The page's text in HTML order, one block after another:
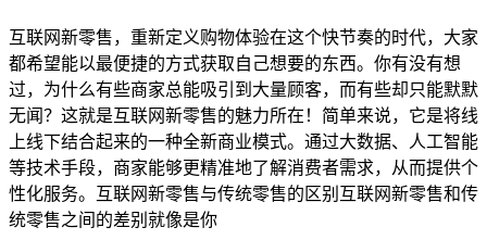
互联网新零售，重新定义购物体验在这个快节奏的时代，大家
都希望能以最便捷的方式获取自己想要的东西。你有没有想
过，为什么有些商家总能吸引到大量顾客，而有些却只能默默
无闻？这就是互联网新零售的魅力所在！简单来说，它是将线
上线下结合起来的一种全新商业模式。通过大数据、人工智能
等技术手段，商家能够更精准地了解消费者需求，从而提供个
性化服务。互联网新零售与传统零售的区别互联网新零售和传
统零售之间的差别就像是你